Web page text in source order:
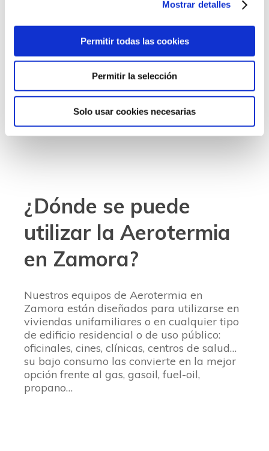
Mostrar detalles
Permitir todas las cookies
Permitir la selección
Solo usar cookies necesarias
Y es que, cualquier gas (aire) cuya
temperatura sea superior al cero absoluto
contiene energía y es esa energía la que
aprovechan nuestros equipos de
¿Dónde se puede
utilizar la Aerotermia
en Zamora?
Nuestros equipos de Aerotermia en
Zamora están diseñados para utilizarse en
viviendas unifamiliares o en cualquier tipo
de edificio residencial o de uso público:
oficinales, cines, clínicas, centros de salud…
su bajo consumo las convierte en la mejor
opción frente al gas, gasoil, fuel-oil,
propano…